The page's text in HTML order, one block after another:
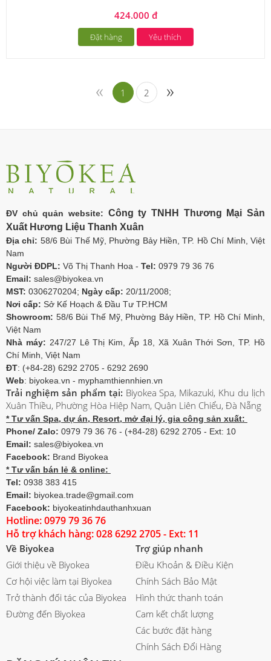
424.000 đ
Đặt hàng Yêu thích
« 1 2 »
ĐV chủ quản website: Công ty TNHH Thương Mại Sản
Xuất Hương Liệu Thanh Xuân
Địa chỉ: 58/6 Bùi Thế Mỹ, Phường Bảy Hiền, TP. Hồ Chí Minh, Việt
Nam
Người ĐDPL: Võ Thị Thanh Hoa - Tel: 0979 79 36 76
Email: sales@biyokea.vn
MST: 0306270204; Ngày cấp: 20/11/2008;
Nơi cấp: Sở Kế Hoạch & Đầu Tư TP.HCM
Showroom: 58/6 Bùi Thế Mỹ, Phường Bảy Hiền, TP. Hồ Chí Minh,
Việt Nam
Nhà máy: 247/27 Lê Thị Kim, Ấp 18, Xã Xuân Thới Sơn, TP. Hồ
Chí Minh, Việt Nam
ĐT: (+84-28) 6292 2705 - 6292 2690
Web: biyokea.vn - myphamthiennhien.vn
Trải nghiệm sản phẩm tại: Biyokea Spa, Mikazuki, Khu du lịch
Xuân Thiều, Phường Hòa Hiệp Nam, Quận Liên Chiểu, Đà Nẵng
* Tư vấn Spa, dự án, Resort, mở đại lý, gia công sản xuất:
Phone/ Zalo: 0979 79 36 76 - (+84-28) 6292 2705 - Ext: 10
Email: sales@biyokea.vn
Facebook: Brand Biyokea
* Tư vấn bán lẻ & online:
Tel: 0938 383 415
Email: biyokea.trade@gmail.com
Facebook: biyokeatinhdauthanhxuan
Hotline: 0979 79 36 76
Hỗ trợ khách hàng: 028 6292 2705 - Ext: 11
Về Biyokea
Giới thiệu về Biyokea
Cơ hội việc làm tại Biyokea
Trở thành đối tác của Biyokea
Đường đến Biyokea
Trợ giúp nhanh
Điều Khoản & Điều Kiện
Chính Sách Bảo Mật
Hình thức thanh toán
Cam kết chất lượng
Các bước đặt hàng
Chính Sách Đổi Hàng